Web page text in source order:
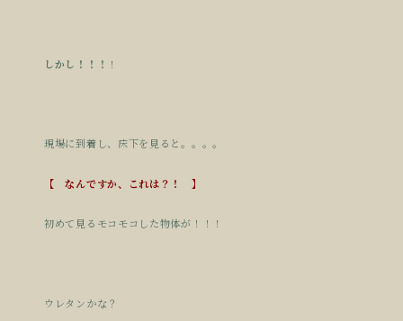
しかし！！！ ！
現場に到着し、床下を見ると。。。。
【 なんですか、これは？！ 】
初めて見るモコモコした物体が！！！
ウレタンかな？